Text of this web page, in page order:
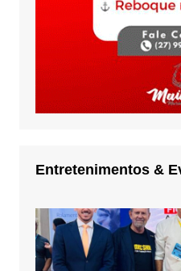
Entretenimentos &